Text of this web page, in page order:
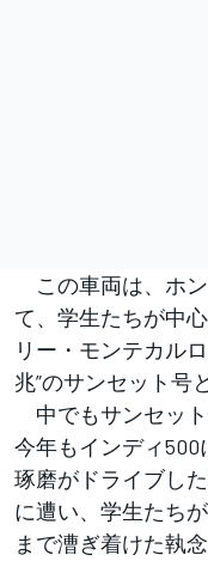
この車両は、ホ
て、学生たちが中
リー・モンテカル
兆”のサンセット号
中でもサンセット
今年もインディ
琢磨がドライブし
に遭い、学生たち
まで漕ぎ着けた執